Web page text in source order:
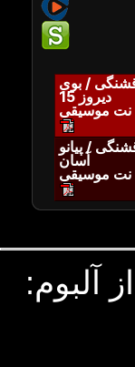
/ بوی
دیروز 15
نت موسیقی
/ پیانو
آسان
نت موسیقی
آلبوم: